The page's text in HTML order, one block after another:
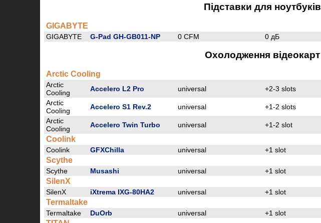
Підставки для ноутбуків
GIGABYTE
GIGABYTE G-Pad GH-GB011-NP 0 CFM 0 дБ
Охолодження відеокарт
Arctic Cooling
Arctic
Cooling
Accelero L2 Pro universal +2-3 slots
Arctic
Cooling
Accelero S1 Rev.2 universal +1-2 slots
Arctic
Cooling
Accelero Twin Turbo universal +1-2 slot
Coolink
Coolink GFXChilla universal +1 slot
Scythe
Scythe Musashi universal +1 slot
SilenX
SilenX iXtrema IXG-80HA2 universal +1 slot
Termaltake
Termaltake DuOrb universal +1 slot